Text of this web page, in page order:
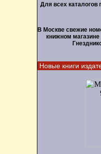
Для всех каталогов
В Москве свежие
книжном
Новые книги